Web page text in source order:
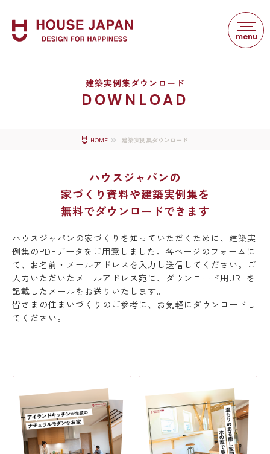
建築実例集ダウンロード
DOWNLOAD
HOME 建築実例集ダウンロード
ハウスジャパンの
家づくり資料や建築実例集を
無料でダウンロードできます
ハウスジャパンの家づくりを知っていただくために、 建築実
例集のPDFデータをご用意しました。 各ページのフォームに
て、お名前・メールアドレスを入力し送信してください。
ご
入力いただいたメールアドレス宛に、ダウンロード用URLを
記載したメールをお送りいたします。
皆さまの住まいづくりのご参考に、お気軽にダウンロードし
てください。